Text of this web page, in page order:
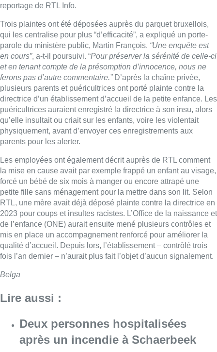
reportage de RTL Info.
Trois plaintes ont été déposées auprès du parquet bruxellois,
qui les centralise pour plus “d’efficacité”, a expliqué un porte-
parole du ministère public, Martin François. “Une enquête est
en cours”, a-t-il poursuivi. “Pour préserver la sérénité de celle-ci
et en tenant compte de la présomption d’innocence, nous ne
ferons pas d’autre commentaire.”D’après la chaîne privée,
plusieurs parents et puéricultrices ont porté plainte contre la
directrice d’un établissement d’accueil de la petite enfance. Les
puéricultrices auraient enregistré la directrice à son insu, alors
qu’elle insultait ou criait sur les enfants, voire les violentait
physiquement, avant d’envoyer ces enregistrements aux
parents pour les alerter.
Les employées ont également décrit auprès de RTL comment
la mise en cause avait par exemple frappé un enfant au visage,
forcé un bébé de six mois à manger ou encore attrapé une
petite fille sans ménagement pour la mettre dans son lit. Selon
RTL, une mère avait déjà déposé plainte contre la directrice en
2023 pour coups et insultes racistes. L’Office de la naissance et
de l’enfance (ONE) aurait ensuite mené plusieurs contrôles et
mis en place un accompagnement renforcé pour améliorer la
qualité d’accueil. Depuis lors, l’établissement – contrôlé trois
fois l’an dernier – n’aurait plus fait l’objet d’aucun signalement.
Belga
Lire aussi :
Deux personnes hospitalisées
après un incendie à Schaerbeek